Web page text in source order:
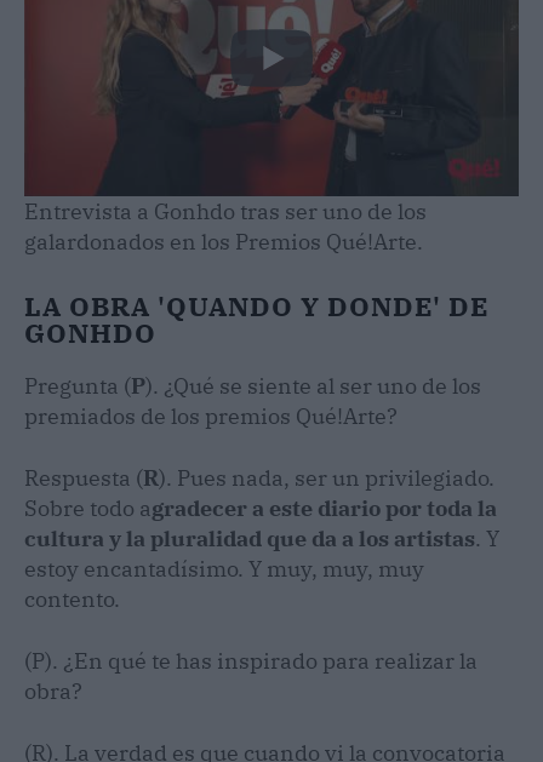
Entrevista a Gonhdo tras ser uno de los
galardonados en los Premios Qué!Arte.
LA OBRA 'QUANDO Y DONDE' DE
GONHDO
Pregunta (P). ¿Qué se siente al ser uno de los
premiados de los premios Qué!Arte?
Respuesta (R). Pues nada, ser un privilegiado.
Sobre todo agradecer a este diario por toda la
cultura y la pluralidad que da a los artistas. Y
estoy encantadísimo. Y muy, muy, muy
contento.
(P). ¿En qué te has inspirado para realizar la
obra?
(R). La verdad es que cuando vi la convocatoria